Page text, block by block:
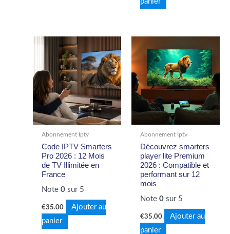
panier
Abonnement Iptv
Code IPTV Smarters
Pro 2026 : 12 Mois
de TV Illimitée en
France
Note0 sur 5
€35.00
Ajouter au
panier
Abonnement Iptv
Découvrez smarters
player lite Premium
2026 : Compatible et
performant sur 12
mois
Note0 sur 5
€35.00
Ajouter au
panier